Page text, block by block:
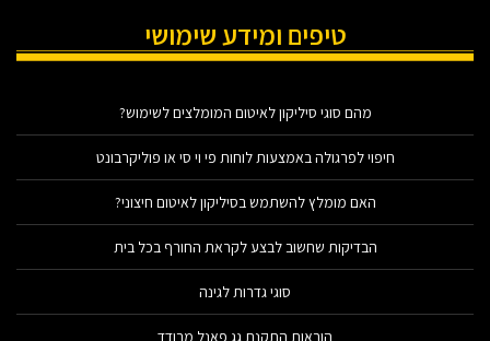
טיפים ומידע שימושי
מהם סוגי סיליקון לאיטום המומלצים לשימוש?
חיפוי לפרגולה באמצעות לוחות פי וי סי או פוליקרבונט
האם מומלץ להשתמש בסיליקון לאיטום חיצוני?
הבדיקות שחשוב לבצע לקראת החורף בכל בית
סוגי גדרות לגינה